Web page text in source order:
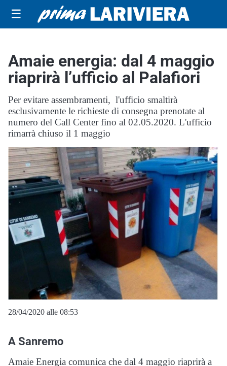
☰
Amaie energia: dal 4 maggio
riaprirà l’ufficio al Palafiori
Per evitare assembramenti, l'ufficio smaltirà
esclusivamente le richieste di consegna prenotate al
numero del Call Center fino al 02.05.2020. L'ufficio
rimarrà chiuso il 1 maggio
28/04/2020 alle 08:53
A Sanremo
Amaie Energia comunica che dal 4 maggio riaprirà a